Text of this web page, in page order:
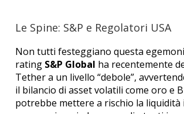
Le Spine: S&P e Regolatori USA
Non tutti festeggiano questa
rating S&P Global ha recentemente
Tether a un livello “debole”,
il bilancio di asset volatili come oro e
potrebbe mettere a rischio la liquidità